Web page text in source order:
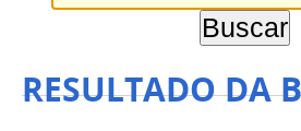
RESULTADO DA